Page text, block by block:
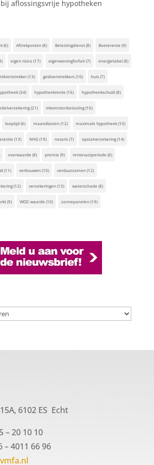
aflossingsvrije hypotheken
(6) Aftrekposten(8) Belastingdienst(8) Boeterente (9)
eigen risico(17) eigenwoningforfait(7) energielabel(8)
(13) geldverstrekkers(10) huis(7)
(34) hypotheekrente (16) hypotheekschuld(8)
(21) inkomstenbelasting(10)
looptijd(6) maandlasten(12) maximale hypotheek(10)
(13) NHG(19) notaris(7) opstalverzekering(14)
overwaarde (8) premie (9) rentevastperiode (6)
(11) verbouwen(10) verduurzamen(12)
(12) verzekeringen(13) waterschade (8)
(9) WOZ-waarde (10) zonnepanelen(19)
6102 ES Echt
– 20 10 10
– 4011 66 96